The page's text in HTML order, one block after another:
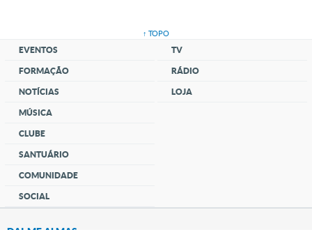
↑ TOPO
EVENTOS
FORMAÇÃO
NOTÍCIAS
MÚSICA
CLUBE
SANTUÁRIO
COMUNIDADE
SOCIAL
TV
RÁDIO
LOJA